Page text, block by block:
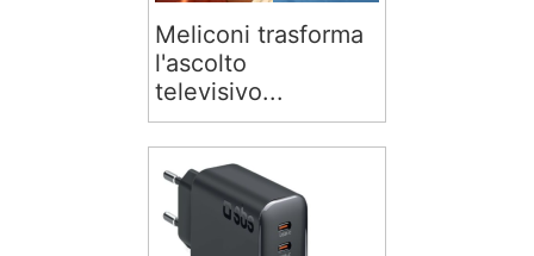
Meliconi trasforma
l'ascolto
televisivo...